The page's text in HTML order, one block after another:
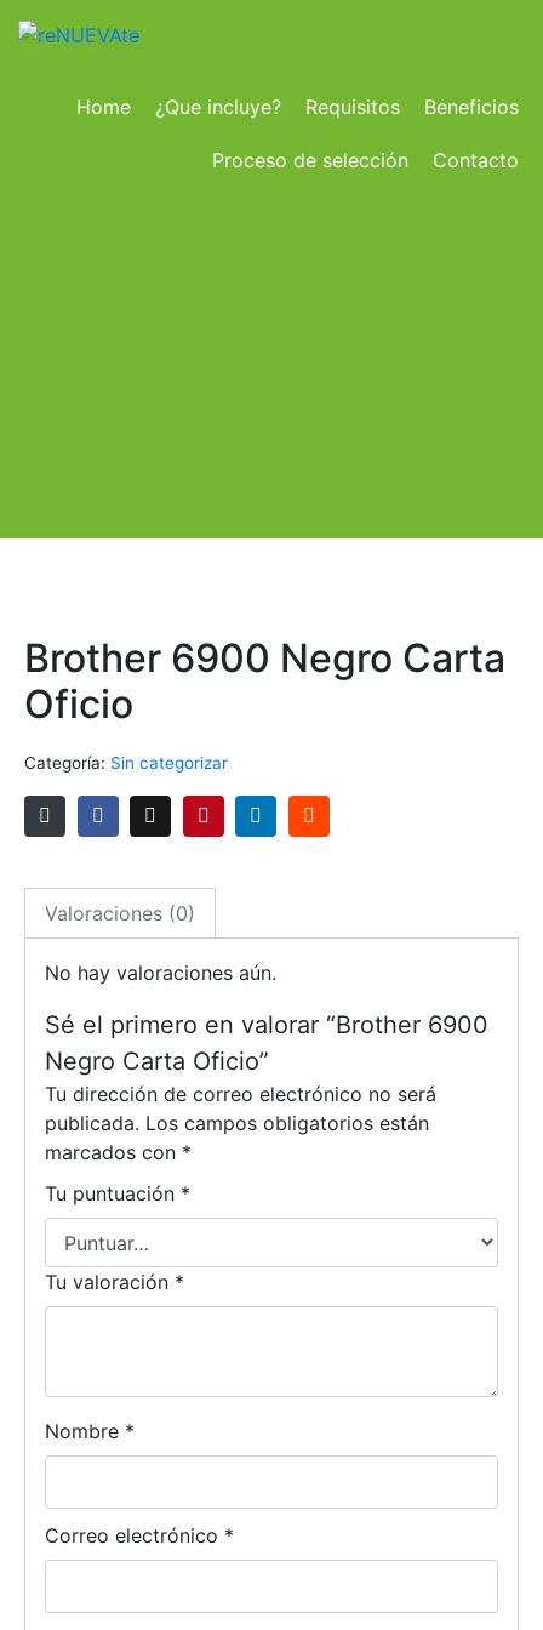
Home ¿Que incluye? Requisitos Beneficios
Proceso de selección Contacto
Brother 6900 Negro Carta
Oficio
Categoría: Sin categorizar
Valoraciones (0)
No hay valoraciones aún.
Sé el primero en valorar “Brother 6900
Negro Carta Oficio”
Tu dirección de correo electrónico no será
publicada. Los campos obligatorios están
marcados con *
Tu puntuación *
Tu valoración *
Nombre *
Correo electrónico *